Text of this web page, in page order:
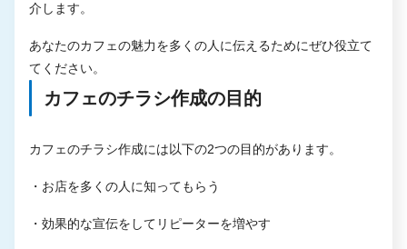
介します。
あなたのカフェの魅力を多くの人に伝えるためにぜひ役立て
てください。
カフェのチラシ作成の目的
カフェのチラシ作成には以下の2つの目的があります。
・お店を多くの人に知ってもらう
・効果的な宣伝をしてリピーターを増やす